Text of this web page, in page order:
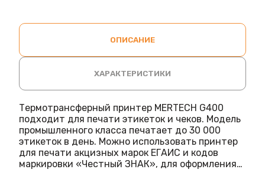
ОПИСАНИЕ
ХАРАКТЕРИСТИКИ
Термотрансферный принтер MERTECH G400
подходит для печати этикеток и чеков. Модель
промышленного класса печатает до 30 000
этикеток в день. Можно использовать принтер
для печати акцизных марок ЕГАИС и кодов
маркировки «Честный ЗНАК», для оформления